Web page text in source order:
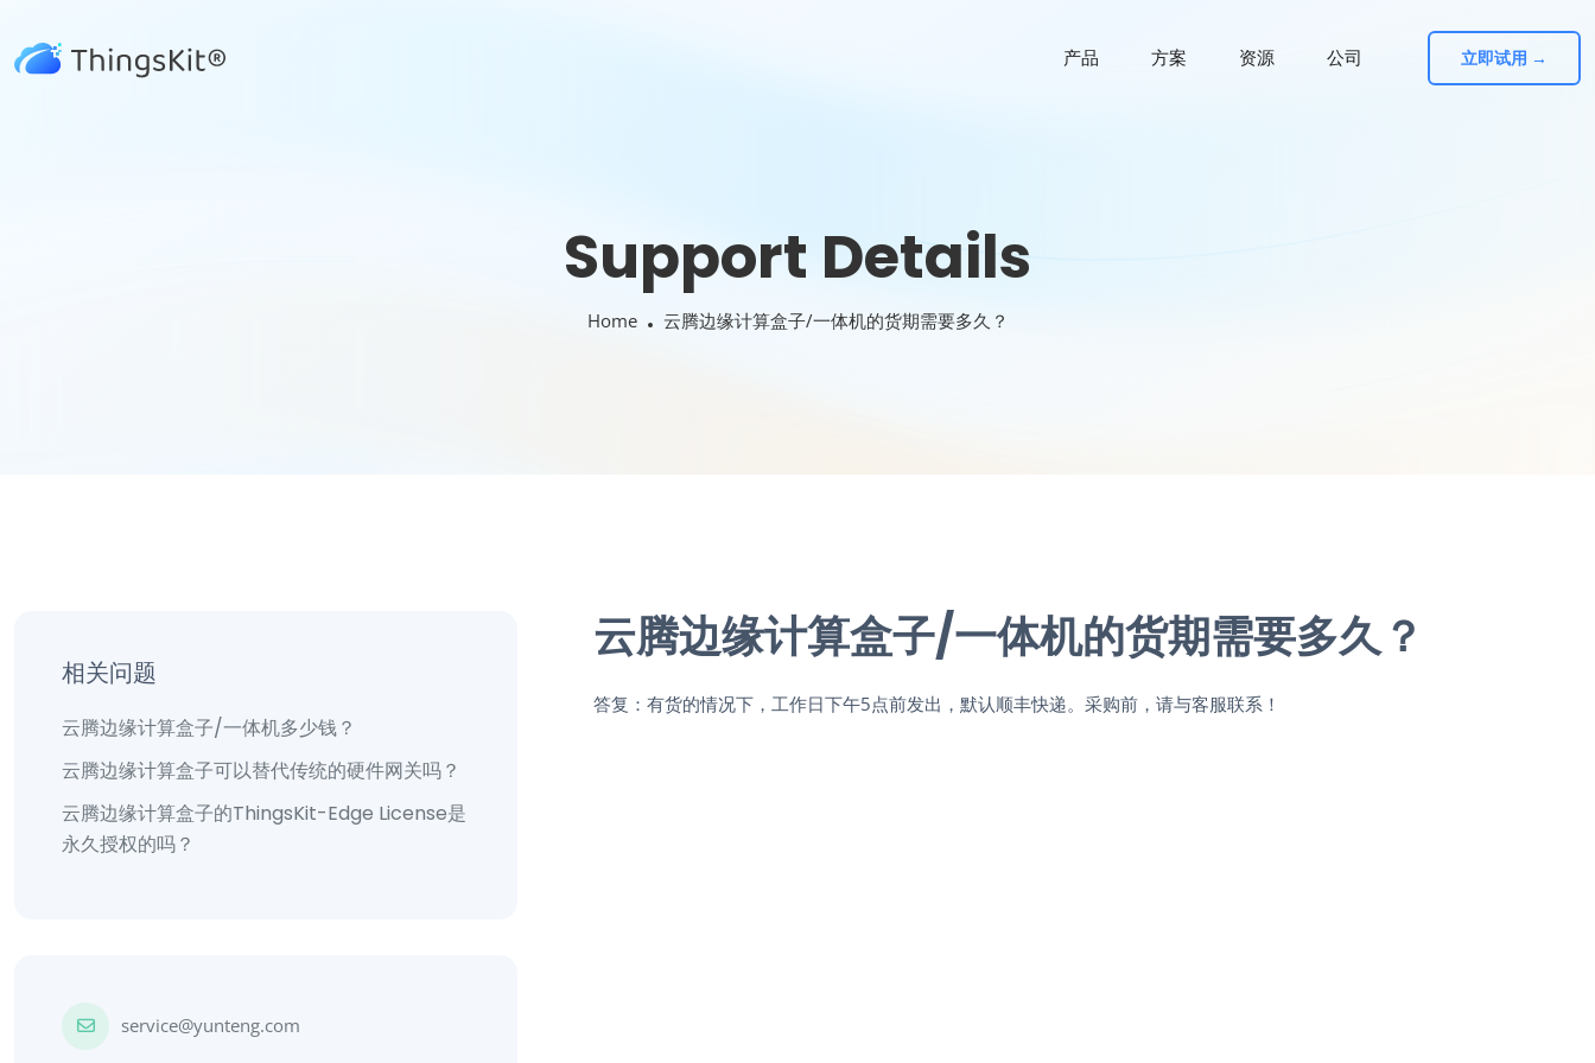
产品 方案 资源 公司 立即试用 →
Support Details
Home 云腾边缘计算盒子/一体机的货期需要多久？
相关问题
云腾边缘计算盒子/一体机多少钱？
云腾边缘计算盒子可以替代传统的硬件网关吗？
云腾边缘计算盒子的ThingsKit-Edge License是
永久授权的吗？
service@yunteng.com
云腾边缘计算盒子/一体机的货期需要多久？
答复：有货的情况下，工作日下午5点前发出，默认顺丰快递。采购前，请与客服联系！